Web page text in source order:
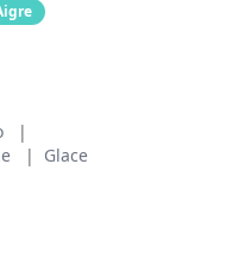
|
| Glace